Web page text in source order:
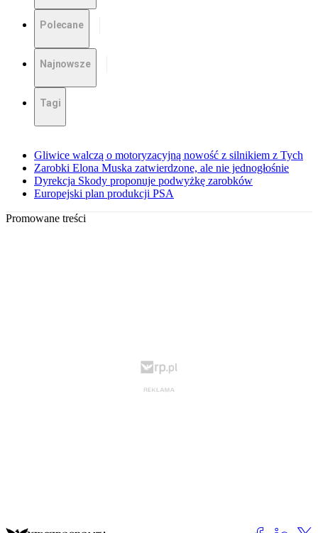
Polecane
Najnowsze
Tagi
Gliwice walczą o motoryzacyjną nowość z silnikiem z Tych
Zarobki Elona Muska zatwierdzone, ale nie jednogłośnie
Dyrekcja Skody proponuje podwyżkę zarobków
Europejski plan produkcji PSA
Promowane treści